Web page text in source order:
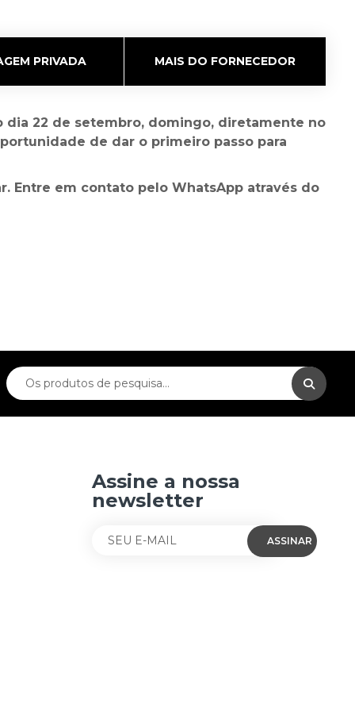
PRIVADA MAIS DO FORNECEDOR
dia 22 de setembro, domingo, diretamente no
de dar o primeiro passo para
Entre em contato pelo WhatsApp através do
Assine a nossa
newsletter